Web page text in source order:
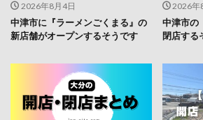
2026年8月4日
中津市に『ラーメンごくまる』の
新店舗がオープンするそうです
2026年
中津市の
閉店する